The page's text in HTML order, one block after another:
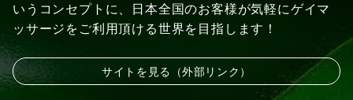
いうコンセプトに、日本全国のお客様が気軽にゲイマ
ッサージをご利用頂ける世界を目指します！
サイトを見る（外部リンク）